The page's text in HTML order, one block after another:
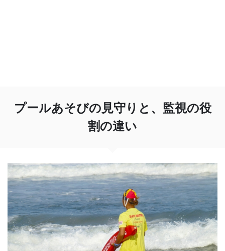
プールあそびの見守りと、監視の役
割の違い